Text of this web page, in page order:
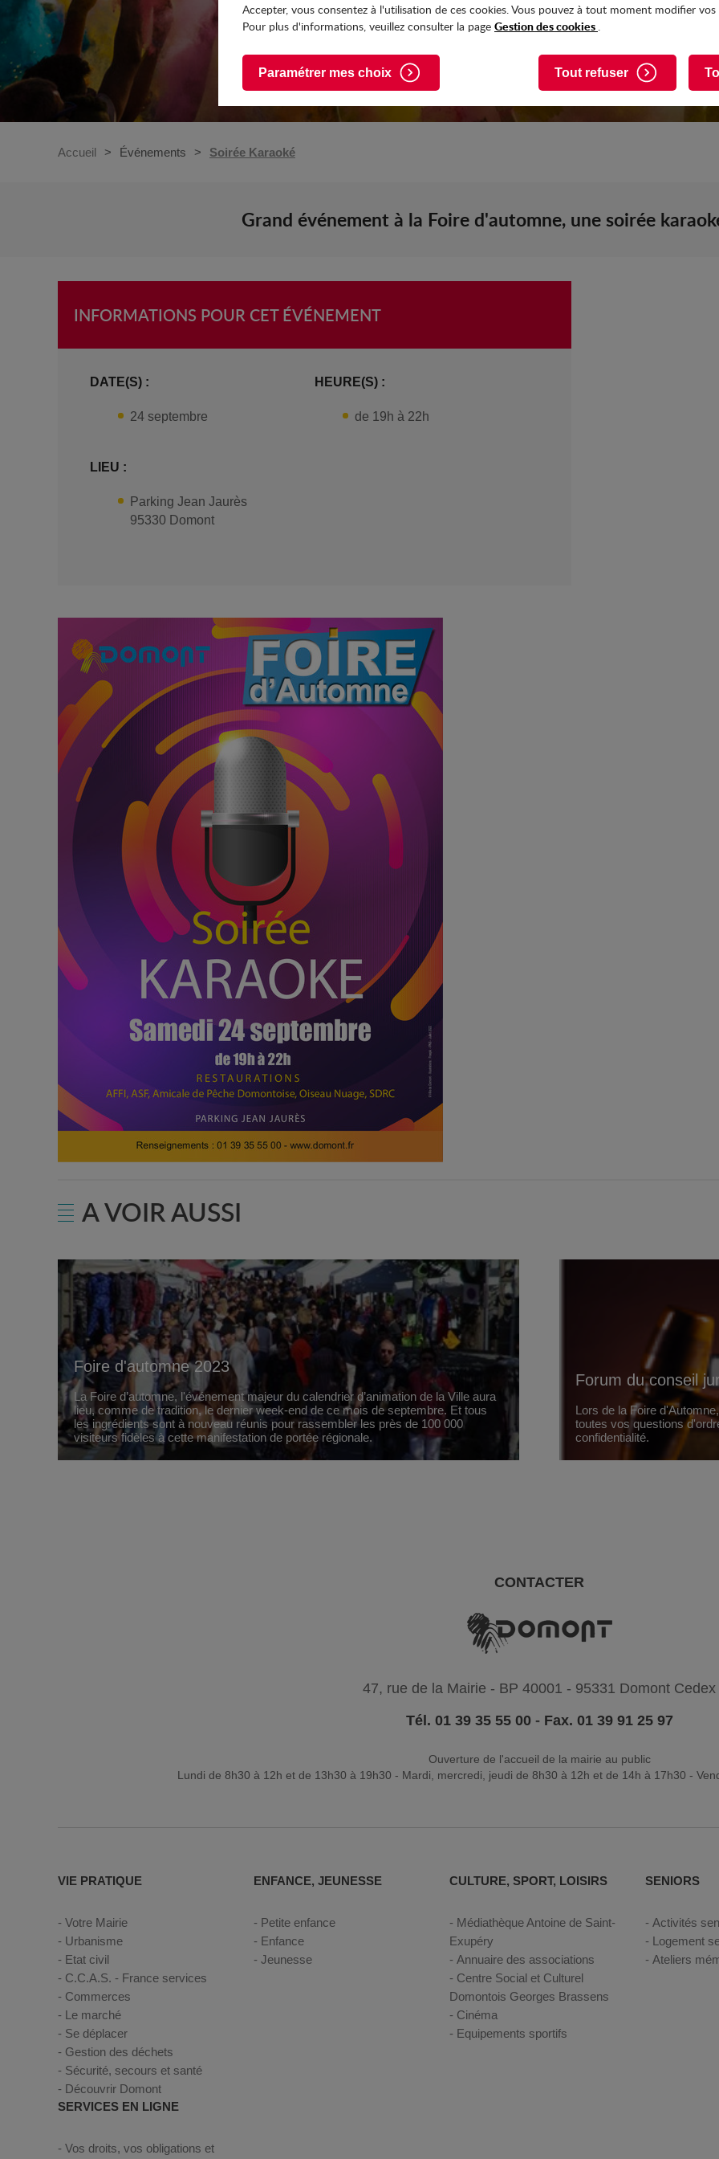
Accepter, vous consentez à l'utilisation de ces cookies. Vous pouvez à tout moment modifier vos
Pour plus d'informations, veuillez consulter la page Gestion des cookies .
Paramétrer mes choix Tout refuser
Accueil Événements Soirée Karaoké
Grand événement à la Foire d'automne, une soirée
INFORMATIONS POUR CET ÉVÉNEMENT
DATE(S) :
24 septembre
HEURE(S) :
de 19h à 22h
LIEU :
Parking Jean Jaurès
95330 Domont
A VOIR AUSSI
Foire d'automne 2023
La Foire d’automne, l'événement majeur du calendrier d’animation de la Ville aura
lieu, comme de tradition, le dernier week-end de ce mois de septembre. Et tous
les ingrédients sont à nouveau réunis pour rassembler les près de 100 000
visiteurs fidèles à cette manifestation de portée régionale.
Forum du conseil
Lors de la Foire
toutes vos questions
confidentialité.
CONTACTER
47, rue de la Mairie - BP 40001 - 95331 Domont Cedex
Tél. 01 39 35 55 00 - Fax. 01 39 91 25 97
Ouverture de l'accueil de la mairie au public
Lundi de 8h30 à 12h et de 13h30 à 19h30 - Mardi, mercredi, jeudi de 8h30 à 12h et de 14h à 17h30 -
VIE PRATIQUE
Votre Mairie
Urbanisme
Etat civil
C.C.A.S. - France services
Commerces
Le marché
Se déplacer
Gestion des déchets
Sécurité, secours et santé
Découvrir Domont
ENFANCE, JEUNESSE
Petite enfance
Enfance
Jeunesse
CULTURE, SPORT, LOISIRS
Médiathèque Antoine de Saint-
Exupéry
Annuaire des associations
Centre Social et Culturel
Domontois Georges Brassens
Cinéma
Equipements sportifs
SENIORS
Activités
Logement
Ateliers
SERVICES EN LIGNE
Vos droits, vos obligations et